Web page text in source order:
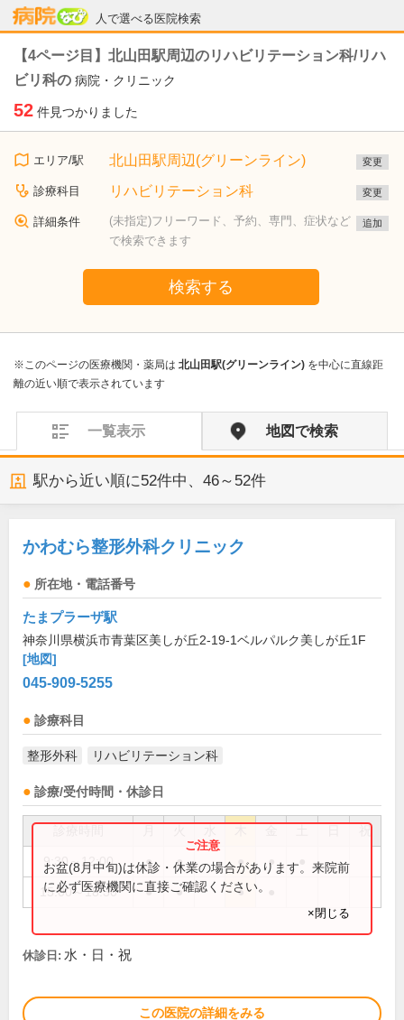
人で選べる医院検索
病院なび
【4ページ目】北山田駅周辺のリハビリテーション科/リハ
ビリ科の 病院・クリニック
52 件見つかりました
エリア/駅 北山田駅周辺(グリーンライン) 変更
診療科目 リハビリテーション科 変更
詳細条件
(未指定)フリーワード、予約、専門、症状など
で検索できます
追加
検索する
※このページの医療機関・薬局は 北山田駅(グリーンライン) を中心に直線距
離の近い順で表示されています
一覧表示 地図で検索
駅から近い順に52件中、 46～52件
かわむら整形外科クリニック
所在地・電話番号
たまプラーザ駅
神奈川県横浜市青葉区美しが丘2-19-1ベルパルク美しが丘1F
[地図]
045-909-5255
診療科目
整形外科 リハビリテーション科
診療/受付時間・休診日
祝
9:30～12:00 ● ● ● ●
15:00～18:30 ● ● ●
お盆(8月中旬)は休診・休業の場合があります。来院前
に必ず医療機関に直接ご確認ください。
×閉じる
休診日: 水・日・祝
この医院の詳細をみる